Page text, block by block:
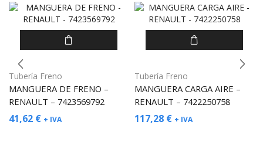
Tubería Freno
MANGUERA DE FRENO –
RENAULT – 7423569792
41,62 € + IVA
Tubería Freno
MANGUERA CARGA AIRE –
RENAULT – 7422250758
117,28 € + IVA